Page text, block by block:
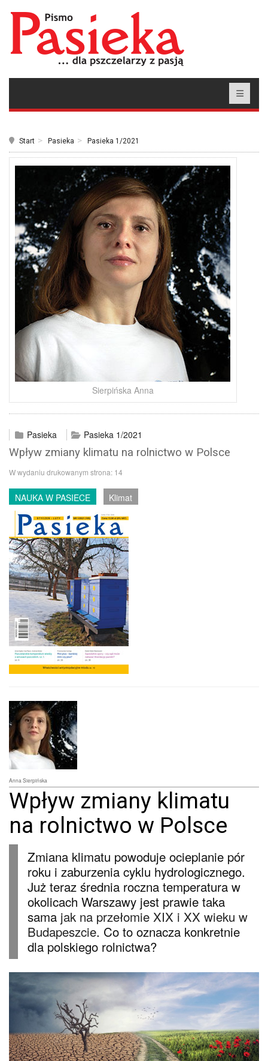
Start Pasieka Pasieka 1/2021
Sierpińska Anna
Pasieka Pasieka 1/2021
Wpływ zmiany klimatu na rolnictwo w Polsce
W wydaniu drukowanym strona: 14
NAUKA W PASIECE Klimat
Anna Sierpińska
Wpływ zmiany klimatu
na rolnictwo w Polsce
Zmiana klimatu powoduje ocieplanie pór
roku i zaburzenia cyklu hydrologicznego.
Już teraz średnia roczna temperatura w
okolicach Warszawy jest prawie taka
sama jak na przełomie XIX i XX wieku w
Budapeszcie. Co to oznacza konkretnie
dla polskiego rolnictwa?